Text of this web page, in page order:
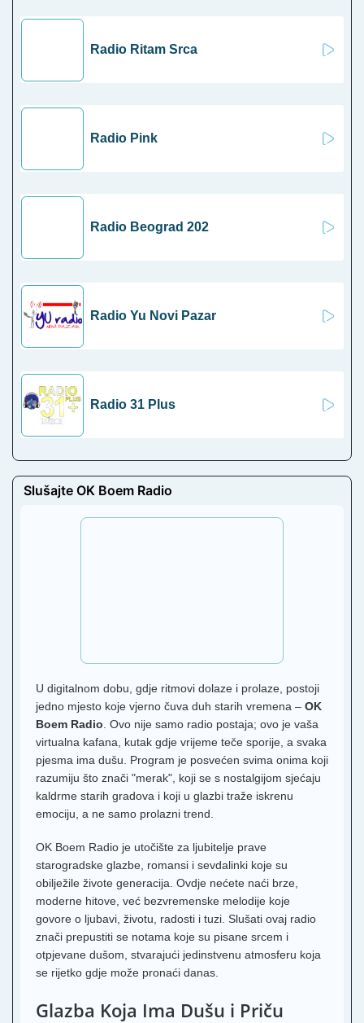
Radio Ritam Srca
Radio Pink
Radio Beograd 202
Radio Yu Novi Pazar
Radio 31 Plus
Slušajte OK Boem Radio
U digitalnom dobu, gdje ritmovi dolaze i prolaze, postoji
jedno mjesto koje vjerno čuva duh starih vremena – OK
Boem Radio . Ovo nije samo radio postaja; ovo je vaša
virtualna kafana, kutak gdje vrijeme teče sporije, a svaka
pjesma ima dušu. Program je posvećen svima onima koji
razumiju što znači "merak", koji se s nostalgijom sjećaju
kaldrme starih gradova i koji u glazbi traže iskrenu
emociju, a ne samo prolazni trend.
OK Boem Radio je utočište za ljubitelje prave
starogradske glazbe, romansi i sevdalinki koje su
obilježile živote generacija. Ovdje nećete naći brze,
moderne hitove, već bezvremenske melodije koje
govore o ljubavi, životu, radosti i tuzi. Slušati ovaj radio
znači prepustiti se notama koje su pisane srcem i
otpjevane dušom, stvarajući jedinstvenu atmosferu koja
se rijetko gdje može pronaći danas.
Glazba Koja Ima Dušu i Priču